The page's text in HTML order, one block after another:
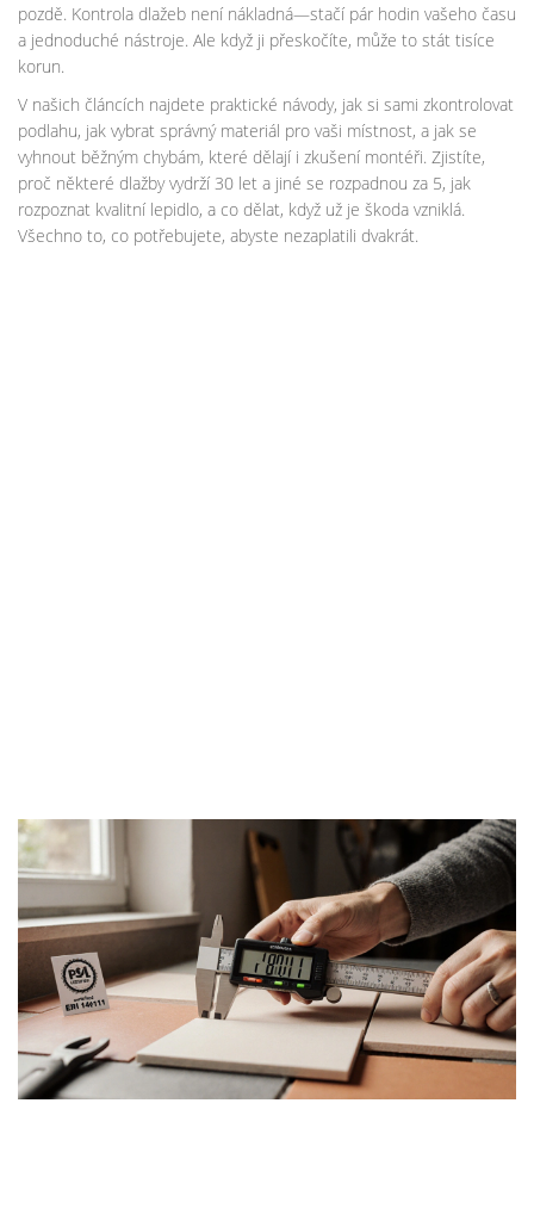
pozdě. Kontrola dlažeb není nákladná—stačí pár hodin vašeho času
a jednoduché nástroje. Ale když ji přeskočíte, může to stát tisíce
korun.
V našich článcích najdete praktické návody, jak si sami zkontrolovat
podlahu, jak vybrat správný materiál pro vaši místnost, a jak se
vyhnout běžným chybám, které dělají i zkušení montéři. Zjistíte,
proč některé dlažby vydrží 30 let a jiné se rozpadnou za 5, jak
rozpoznat kvalitní lepidlo, a co dělat, když už je škoda vzniklá.
Všechno to, co potřebujete, abyste nezaplatili dvakrát.